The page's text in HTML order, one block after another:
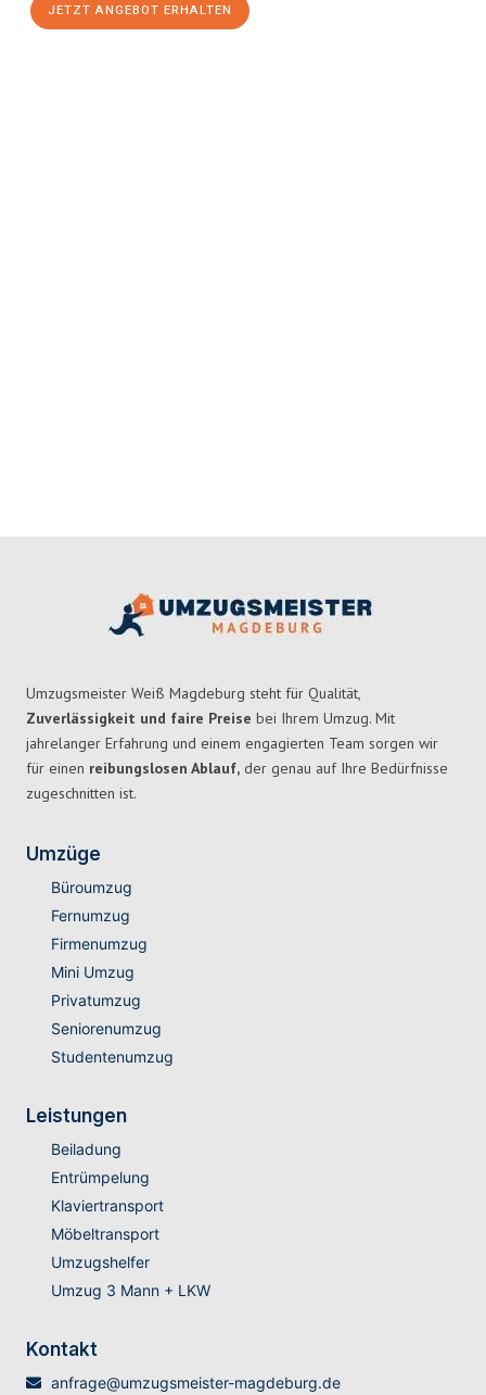
JETZT ANGEBOT ERHALTEN
Umzugsmeister Weiß Magdeburg steht für Qualität,
Zuverlässigkeit und faire Preise bei Ihrem Umzug. Mit
jahrelanger Erfahrung und einem engagierten Team sorgen wir
für einen reibungslosen Ablauf, der genau auf Ihre Bedürfnisse
zugeschnitten ist.
Umzüge
Büroumzug
Fernumzug
Firmenumzug
Mini Umzug
Privatumzug
Seniorenumzug
Studentenumzug
Leistungen
Beiladung
Entrümpelung
Klaviertransport
Möbeltransport
Umzugshelfer
Umzug 3 Mann + LKW
Kontakt
anfrage@umzugsmeister-magdeburg.de